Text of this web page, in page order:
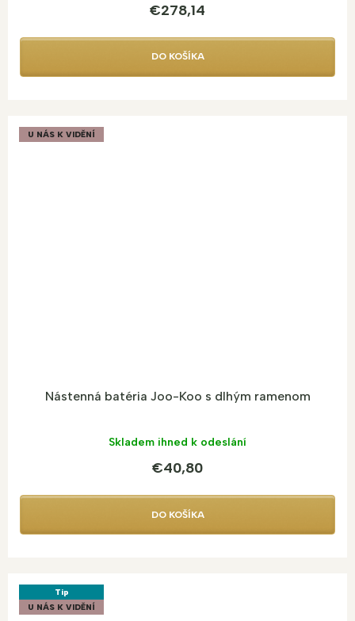
€278,14
DO KOŠÍKA
U NÁS K VIDĚNÍ
Nástenná batéria Joo-Koo s dlhým ramenom
Skladem ihned k odeslání
€40,80
DO KOŠÍKA
Tip
U NÁS K VIDĚNÍ